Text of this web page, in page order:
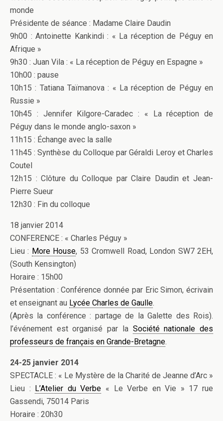
monde
Présidente de séance : Madame Claire Daudin
9h00 : Antoinette Kankindi : « La réception de Péguy en
Afrique »
9h30 : Juan Vila : « La réception de Péguy en Espagne »
10h00 : pause
10h15 : Tatiana Taïmanova : « La réception de Péguy en
Russie »
10h45 : Jennifer Kilgore-Caradec : « La réception de
Péguy dans le monde anglo-saxon »
11h15 : Échange avec la salle
11h45 : Synthèse du Colloque par Géraldi Leroy et Charles
Coutel
12h15 : Clôture du Colloque par Claire Daudin et Jean-
Pierre Sueur
12h30 : Fin du colloque
18 janvier 2014
CONFERENCE : « Charles Péguy »
Lieu : More House, 53 Cromwell Road, London SW7 2EH,
(South Kensington)
Horaire : 15h00
Présentation : Conférence donnée par Eric Simon, écrivain
et enseignant au Lycée Charles de Gaulle.
(Après la conférence : partage de la Galette des Rois).
l’événement est organisé par la Société nationale des
professeurs de français en Grande-Bretagne.
24-25 janvier 2014
SPECTACLE : « Le Mystère de la Charité de Jeanne d’Arc »
Lieu : L’Atelier du Verbe « Le Verbe en Vie » 17 rue
Gassendi, 75014 Paris
Horaire : 20h30